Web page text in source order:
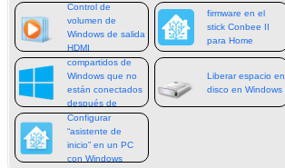
Control de
volumen de
Windows de salida
HDMI
firmware en el
stick Conbee II
para Home
Assistant
recursos
compartidos de
Windows que no
están conectados
después de
despertar fijos
Liberar espacio en
disco en Windows
Configurar
“asistente de
inicio” en un PC
con Windows